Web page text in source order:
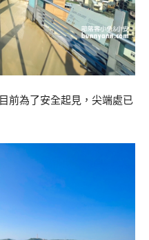
前為了安全起見，尖端處已